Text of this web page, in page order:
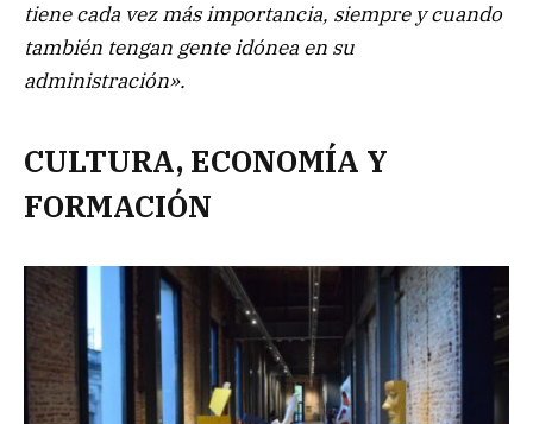
tiene cada vez más importancia, siempre y cuando
también tengan gente idónea en su
administración».
CULTURA, ECONOMÍA Y
FORMACIÓN